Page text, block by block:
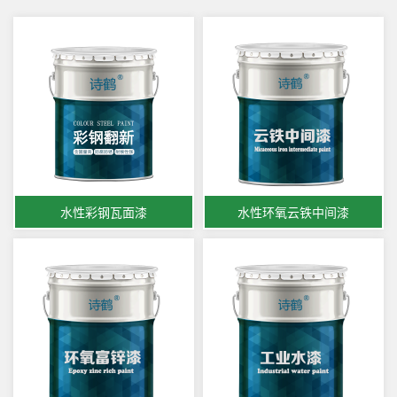
水性彩钢瓦面漆 水性环氧云铁中间漆